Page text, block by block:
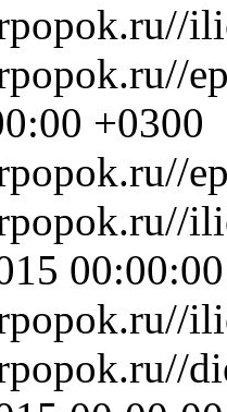
+0300